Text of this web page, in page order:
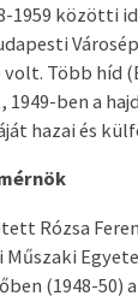
1959 közötti
Több híd
ben a
hazai és
Rózsa
(1948-50)